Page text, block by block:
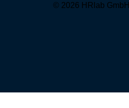
© 2026 HRlab GmbH